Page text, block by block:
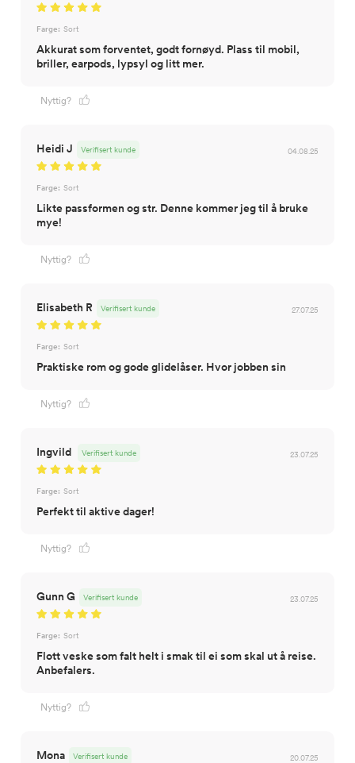
Farge: Sort
Akkurat som forventet, godt fornøyd. Plass til mobil,
briller, earpods, lypsyl og litt mer.
Nyttig?
Heidi J 04.08.25
Verifisert kunde
Farge: Sort
Likte passformen og str. Denne kommer jeg til å bruke
mye!
Nyttig?
Elisabeth R 27.07.25
Verifisert kunde
Farge: Sort
Praktiske rom og gode glidelåser. Hvor jobben sin
Nyttig?
Ingvild 23.07.25
Verifisert kunde
Farge: Sort
Perfekt til aktive dager!
Nyttig?
Gunn G 23.07.25
Verifisert kunde
Farge: Sort
Flott veske som falt helt i smak til ei som skal ut å reise.
Anbefalers.
Nyttig?
Mona 20.07.25
Verifisert kunde